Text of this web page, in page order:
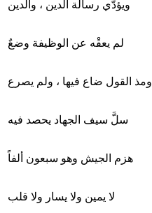
ويؤدّي رسالة الدين ، والدين
لم يعقْه عن الوظيفة وضعٌ
ومذ القول ضاع فيها ، ولم يصرع
سلَّ سيف الجهاد يحصد فيه
هزم الجيش وهو سبعون ألفاً
لا يمين ولا يسار ولا قلب